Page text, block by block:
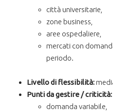
città universitarie,
zone business,
aree ospedaliere,
mercati con
periodo.
Livello di flessibilità:
Punti da gestire / criticità:
domanda variabile,